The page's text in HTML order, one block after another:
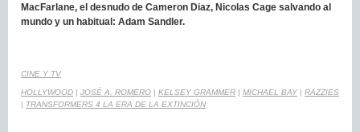
MacFarlane, el desnudo de Cameron Diaz, Nicolas Cage salvando al
mundo y un habitual: Adam Sandler.
CINE Y TV
HOLLYWOOD | JOSÉ A. ROMERO | KELSEY GRAMMER | MICHAEL BAY | RAZZIES
| TRANSFORMERS 4 LA ERA DE LA EXTINCIÓN